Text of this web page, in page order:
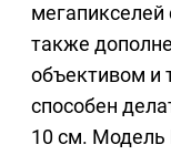
мегапикселей
также
объективом и
способен
10 см. Модель